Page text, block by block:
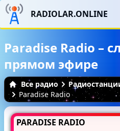
RADIOLAR.ONLINE
Paradise Radio –
прямом эфире
Все радио
Paradise Radio
PARADISE RADIO